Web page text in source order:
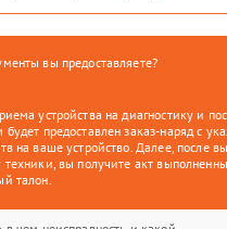
вы предоставляете?
устройства на диагностику и
будет предоставлен заказ-наряд с
на ваше устройство. Далее, после
техники, вы получите акт
талон.